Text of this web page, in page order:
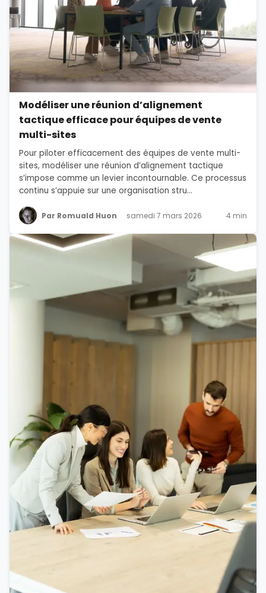
Modéliser une réunion d’alignement
tactique efficace pour équipes de vente
multi-sites
Pour piloter efficacement des équipes de vente multi-
sites, modéliser une réunion d’alignement tactique
s’impose comme un levier incontournable. Ce processus
continu s’appuie sur une organisation stru...
Par Romuald Huon samedi 7 mars 2026 4 min